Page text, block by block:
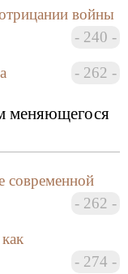
ли он
о той
за автономию
без риска
путь
стороны
Важа
войны
240
262
меняющегося
современной
262
274